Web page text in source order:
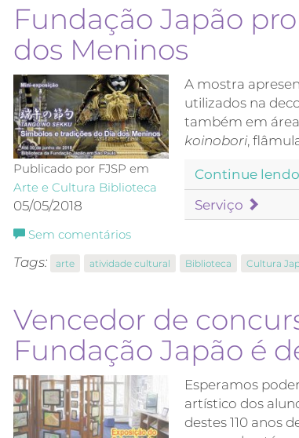
Fundação Japão
dos Meninos
Publicado por FJSP em
Arte e Cultura Biblioteca
05/05/2018
Sem comentários
A mostra
utilizados na
também em
koinobori,
Continue lendo
Serviço
Tags: arte atividade cultural Biblioteca Cultura
Vencedor de
Fundação Japão é
Esperamos
artístico dos
destes 110 anos